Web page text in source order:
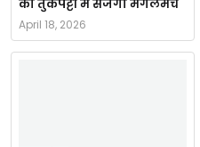
को तुर्कपट्टी में सजेगा मंगलमंच
April 18, 2026